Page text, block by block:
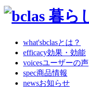
what'sbclasとは？
efficacy効果・効能
voicesユーザーの声
spec商品情報
newsお知らせ